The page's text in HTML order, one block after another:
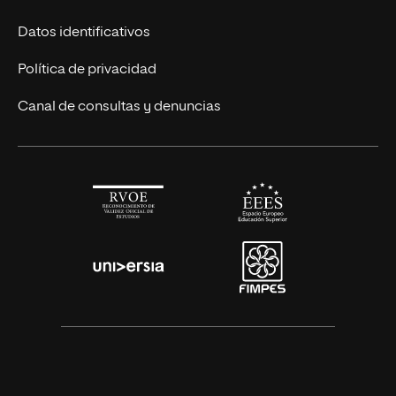
Títulos Americanos
Alianza Newman
Únete a nosotros
Actualidad
Solicita información
Datos identificativos
Política de privacidad
Canal de consultas y denuncias